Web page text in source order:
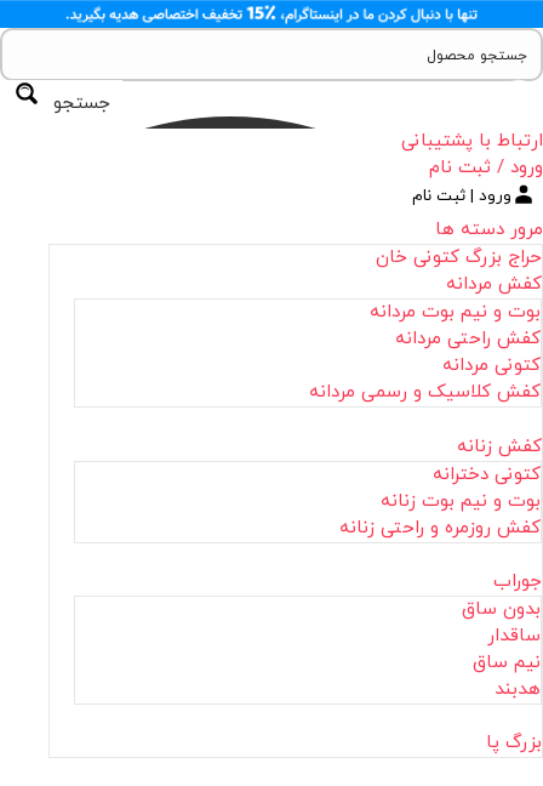
جستجو
ارتباط با پشتیبانی
ورود / ثبت نام
ورود | ثبت نام
مرور دسته ها
حراج بزرگ کتونی خان
کفش مردانه
بوت و نیم بوت مردانه
کفش راحتی مردانه
کتونی مردانه
کفش کلاسیک و رسمی مردانه
کفش زنانه
کتونی دخترانه
بوت و نیم بوت زنانه
کفش روزمره و راحتی زنانه
جوراب
بدون ساق
ساقدار
نیم ساق
هدبند
بزرگ پا